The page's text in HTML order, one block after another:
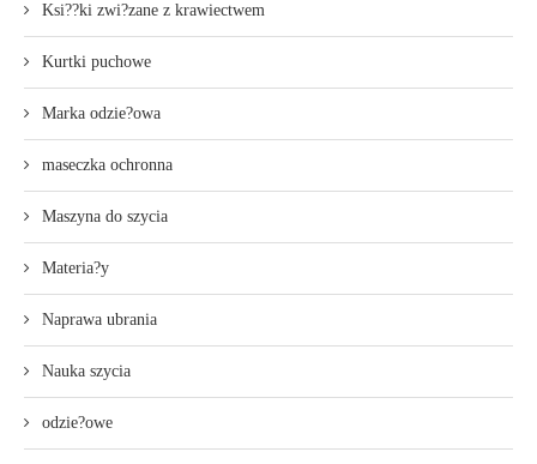
Ksi??ki zwi?zane z krawiectwem
Kurtki puchowe
Marka odzie?owa
maseczka ochronna
Maszyna do szycia
Materia?y
Naprawa ubrania
Nauka szycia
odzie?owe